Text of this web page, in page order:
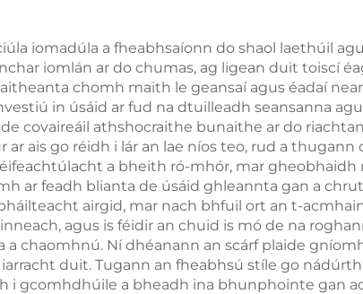
iomadúla a fheabhsaíonn do shaol laethúil
iomlán ar do chumas, ag ligean duit toiscí
chomh maith le geansaí agus éadaí
in úsáid ar fud na dtuilleadh seansanna
covaireáil athshocraithe bunaithe ar do
ais go réidh i lár an lae níos teo, rud a
a bheith ró-mhór, mar
ar feadh blianta de úsáid ghleannta gan a
airgid, mar nach bhfuil ort an t-
agus is féidir an chuid is mó de na
chaomhnú. Ní dhéanann an scárf plaide
duit. Tugann an fheabhsú stíle go
i gcomhdhúile a bheadh ina bhunphointe gan